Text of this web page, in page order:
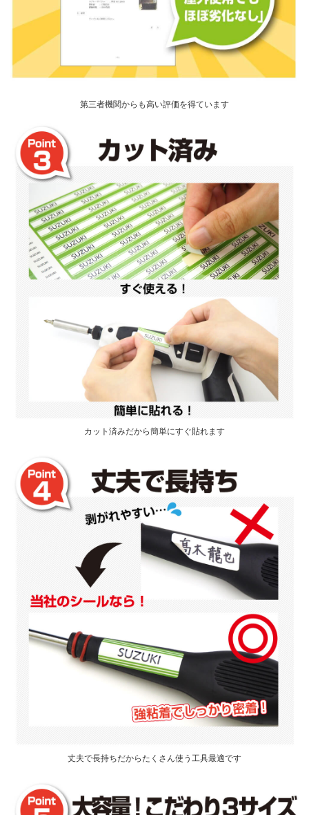
第三者機関からも高い評価を得ています
カット済みだから簡単にすぐ貼れます
丈夫で長持ちだからたくさん使う工具最適です